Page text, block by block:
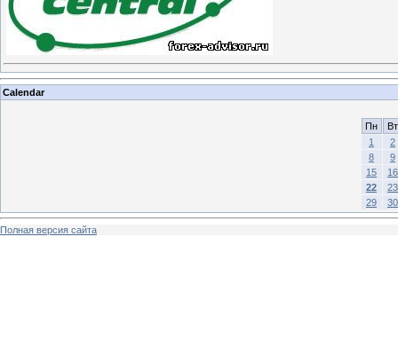
Calendar
Пн
Вт
1
2
8
9
15
16
22
23
29
30
Полная версия сайта